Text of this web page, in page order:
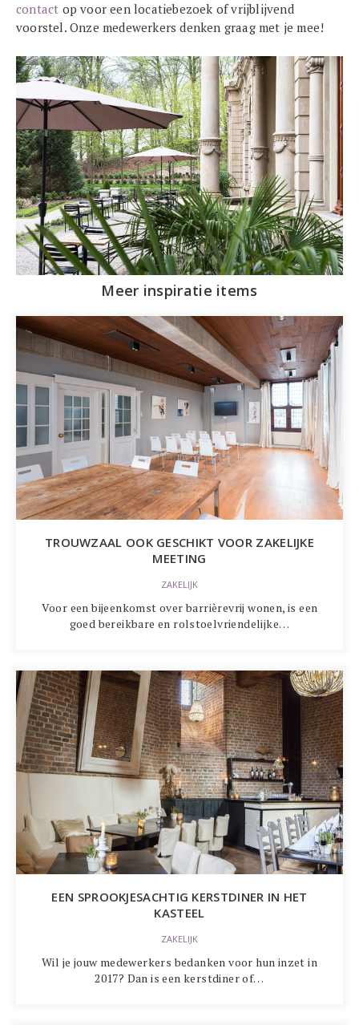
contact op voor een locatiebezoek of vrijblijvend
voorstel. Onze medewerkers denken graag met je mee!
Meer inspiratie items
TROUWZAAL OOK GESCHIKT VOOR ZAKELIJKE
MEETING
ZAKELIJK
Voor een bijeenkomst over barrièrevrij wonen, is een
goed bereikbare en rolstoelvriendelijke…
EEN SPROOKJESACHTIG KERSTDINER IN HET
KASTEEL
ZAKELIJK
Wil je jouw medewerkers bedanken voor hun inzet in
2017? Dan is een kerstdiner of…